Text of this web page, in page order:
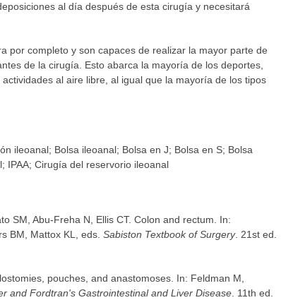
al día después de esta cirugía y necesitará
por completo y son capaces de realizar la mayor parte de
de la cirugía. Esto abarca la mayoría de los deportes,
al aire libre, al igual que la mayoría de los tipos
ileoanal; Bolsa ileoanal; Bolsa en J; Bolsa en S; Bolsa
IPAA; Cirugía del reservorio ileoanal
SM, Abu-Freha N, Ellis CT. Colon and rectum. In:
BM, Mattox KL, eds. Sabiston Textbook of Surgery. 21st ed.
pouches, and anastomoses. In: Feldman M,
and Fordtran's Gastrointestinal and Liver Disease. 11th ed.